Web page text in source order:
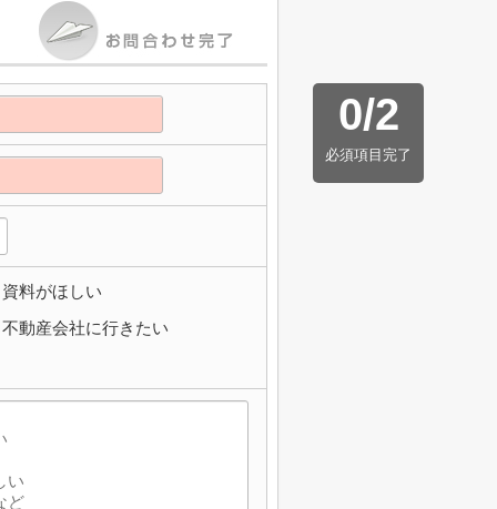
0/2
必須項目完了
資料がほしい
不動産会社に行きたい